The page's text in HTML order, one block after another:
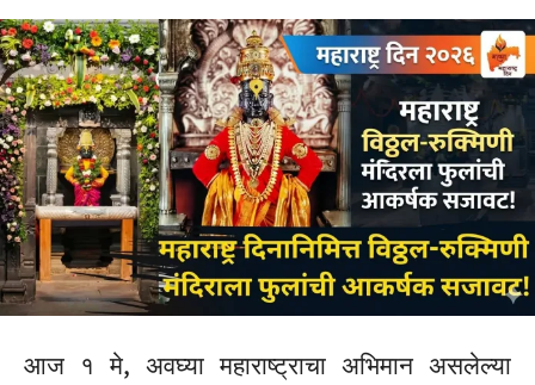
आज १ मे, अवघ्या महाराष्ट्राचा अभिमान असलेल्या